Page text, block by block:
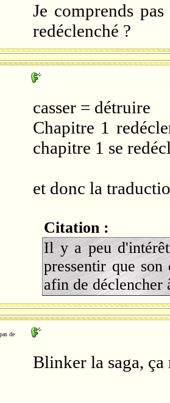
Je comprends
redéclenché ?
casser = détruire
Chapitre 1
chapitre 1 se
et donc la
Citation :
Il y a peu
pressentir que
afin de déclencher
de
Blinker la saga, ça